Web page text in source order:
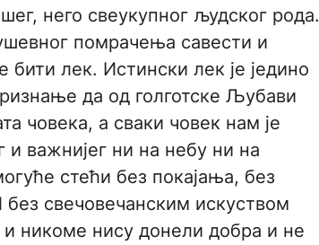
него свеукупног људског рода.
помрачења савести и
лек. Истински лек је једино
да од голготске Љубави
човека, а сваки човек нам је
и важнијег ни на небу ни на
стећи без покајања, без
свечовечанским искуством
никоме нису донели добра и не